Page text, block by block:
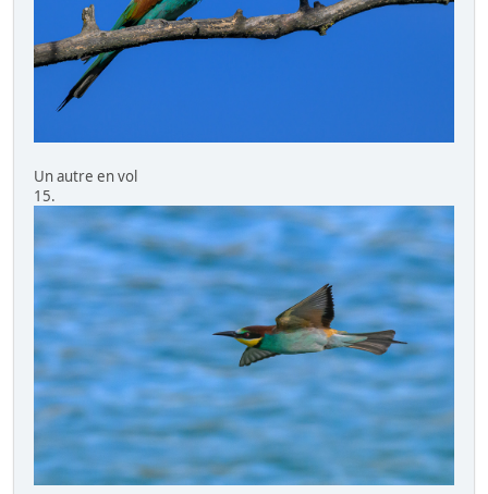
Un autre en vol
15.